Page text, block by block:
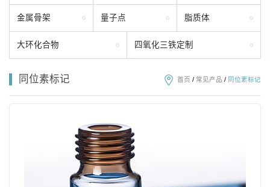
金属骨架 量子点 脂质体
大环化合物 四氧化三铁定制
同位素标记 首页 / 常见产品 / 同位素标记